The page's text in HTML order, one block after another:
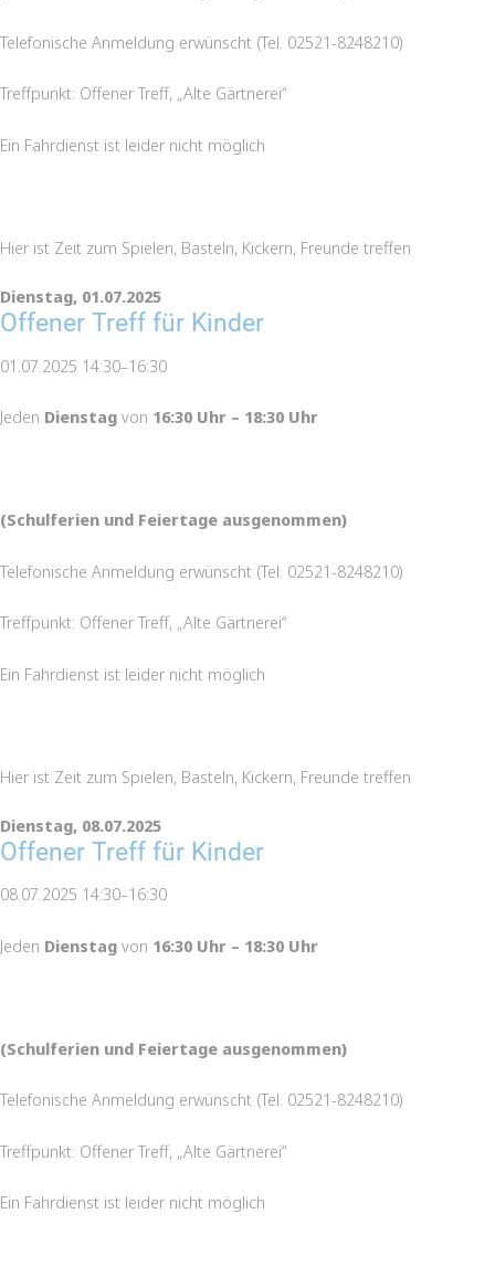
Telefonische Anmeldung erwünscht (Tel. 02521-8248210)
Treffpunkt: Offener Treff, „Alte Gärtnerei“
Ein Fahrdienst ist leider nicht möglich
Hier ist Zeit zum Spielen, Basteln, Kickern, Freunde treffen
Dienstag, 01.07.2025
Offener Treff für Kinder
01.07.2025 14:30–16:30
Jeden Dienstag von 16:30 Uhr – 18:30 Uhr
(Schulferien und Feiertage ausgenommen)
Telefonische Anmeldung erwünscht (Tel. 02521-8248210)
Treffpunkt: Offener Treff, „Alte Gärtnerei“
Ein Fahrdienst ist leider nicht möglich
Hier ist Zeit zum Spielen, Basteln, Kickern, Freunde treffen
Dienstag, 08.07.2025
Offener Treff für Kinder
08.07.2025 14:30–16:30
Jeden Dienstag von 16:30 Uhr – 18:30 Uhr
(Schulferien und Feiertage ausgenommen)
Telefonische Anmeldung erwünscht (Tel. 02521-8248210)
Treffpunkt: Offener Treff, „Alte Gärtnerei“
Ein Fahrdienst ist leider nicht möglich